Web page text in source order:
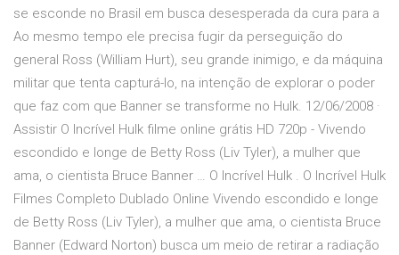
se esconde no Brasil em busca desesperada da cura para a
Ao mesmo tempo ele precisa fugir da perseguição do
general Ross (William Hurt), seu grande inimigo, e da máquina
militar que tenta capturá-lo, na intenção de explorar o poder
que faz com que Banner se transforme no Hulk. 12/06/2008 ·
Assistir O Incrível Hulk filme online grátis HD 720p - Vivendo
escondido e longe de Betty Ross (Liv Tyler), a mulher que
ama, o cientista Bruce Banner … O Incrível Hulk . O Incrível Hulk
Filmes Completo Dublado Online Vivendo escondido e longe
de Betty Ross (Liv Tyler), a mulher que ama, o cientista Bruce
Banner (Edward Norton) busca um meio de retirar a radiação